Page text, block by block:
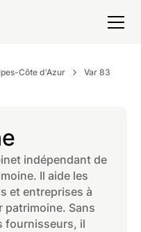
Côte d'Azur
Var 83
indépendant de
Il aide les
et entreprises à
Sans
fournisseurs, il